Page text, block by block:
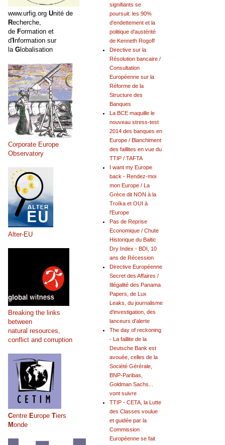
signifiants se
poursuit: les 90%
d'endettement et la
politique d'austérité
de Kenneth Rogoff
Directive sur la
Résolution bancaire /
Consultation
Européenne sur la
Réforme de la
Structure des
Banques
La BCE maquille le
nouveau stress-test
2014 des banques en
Europe / Blanchiment
des faillites en vue du
TTIP / TAFTA
I want my Europe
back - Rendez-moi
mon Europe / La
Grèce dit NON à la
Troïka et OUI à
l'Europe
Pas de Reprise
Economique / Chute
Historique du Baltic
Dry Index - BDI, 10
ans de Récession
Directive Européenne
Secret des Affaires /
Illégalité des Panama
Papers, de Lux
Leaks, du journalisme
d'investigation, des
lanceurs d'alerte
The day of reckoning
- La faillite de la
Deutsche Bank est
avouée, celles de la
Société Gérérale,
BNP-Paribas,
Goldman Sachs...
vont suivre
TTIP - CETA, la Lutte
des Classes voulue
et guidée par la
Commission
Européenne se fait
www.urfig.org Unité de
Recherche,
de Formation et
d'Information sur
la Globalisation
Corporate Europe
Observatory
Alter-EU
Breaking the links
between
natural resources,
conflict and corruption
Centre Europe Tiers
Monde